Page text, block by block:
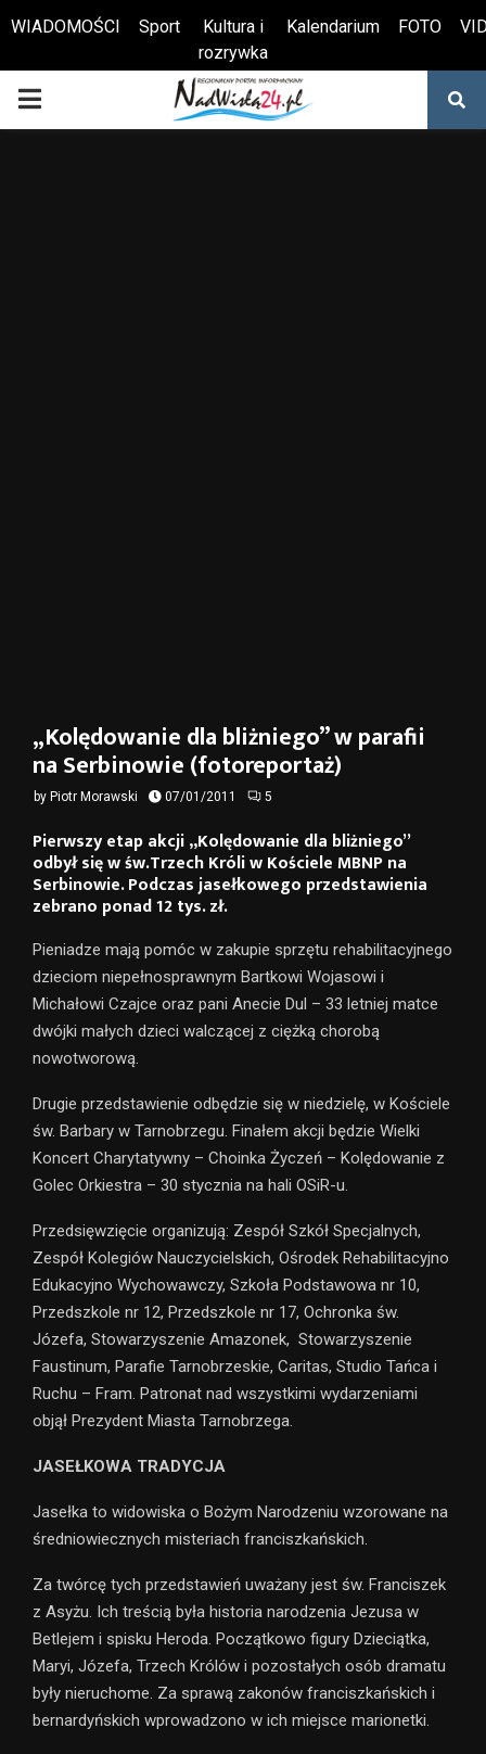
Otwórz pasek narzędzi
WIADOMOŚCI Sport
Kultura i
rozrywka
Kalendarium FOTO
PRIMARY
„Kolędowanie dla bliżniego” w parafii
na Serbinowie (fotoreportaż)
by Piotr Morawski 07/01/2011 5
Pierwszy etap akcji „Kolędowanie dla bliżniego”
odbył się w św.Trzech Króli w Kościele MBNP na
Serbinowie. Podczas jasełkowego przedstawienia
zebrano ponad 12 tys. zł.
Pieniadze mają pomóc w zakupie sprzętu rehabilitacyjnego
dzieciom niepełnosprawnym Bartkowi Wojasowi i
Michałowi Czajce oraz pani Anecie Dul – 33 letniej matce
dwójki małych dzieci walczącej z ciężką chorobą
nowotworową.
Drugie przedstawienie odbędzie się w niedzielę, w Kościele
św. Barbary w Tarnobrzegu. Finałem akcji będzie Wielki
Koncert Charytatywny – Choinka Życzeń – Kolędowanie z
Golec Orkiestra – 30 stycznia na hali OSiR-u.
Przedsięwzięcie organizują: Zespół Szkół Specjalnych,
Zespół Kolegiów Nauczycielskich, Ośrodek Rehabilitacyjno
Edukacyjno Wychowawczy, Szkoła Podstawowa nr 10,
Przedszkole nr 12, Przedszkole nr 17, Ochronka św.
Józefa, Stowarzyszenie Amazonek, Stowarzyszenie
Faustinum, Parafie Tarnobrzeskie, Caritas, Studio Tańca i
Ruchu – Fram. Patronat nad wszystkimi wydarzeniami
objął Prezydent Miasta Tarnobrzega.
JASEŁKOWA TRADYCJA
Jasełka to widowiska o Bożym Narodzeniu wzorowane na
średniowiecznych misteriach franciszkańskich.
Za twórcę tych przedstawień uważany jest św. Franciszek
z Asyżu. Ich treścią była historia narodzenia Jezusa w
Betlejem i spisku Heroda. Początkowo figury Dzieciątka,
Maryi, Józefa, Trzech Królów i pozostałych osób dramatu
były nieruchome. Za sprawą zakonów franciszkańskich i
bernardyńskich wprowadzono w ich miejsce marionetki.